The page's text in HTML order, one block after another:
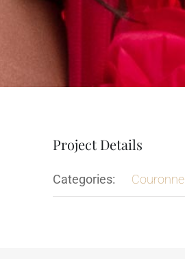
Project Details
Categories: Couronne